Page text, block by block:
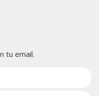
tu email.